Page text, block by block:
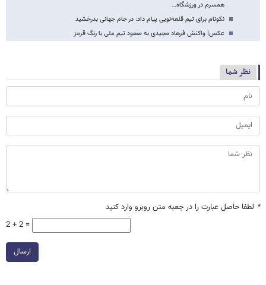
همسرم در ورزشگاه…
نکونام برای تیم قلعه‌نویی پیام داد: در جام جهانی بدرخشید
عکس| واکنش فرهاد مجیدی به صعود تیم ملی با رنگ قرمز
نظر شما
* لطفا حاصل عبارت را در جعبه متن روبرو وارد کنید
2 + 2 =
ارسال